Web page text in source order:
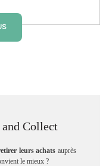
Collect
leurs achats auprès
le mieux ?